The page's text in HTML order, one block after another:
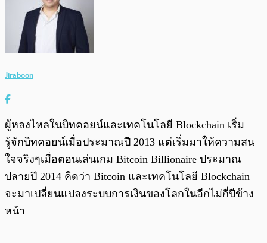
Jiraboon
ผู้หลงไหลในบิทคอยน์และเทคโนโลยี Blockchain เริ่ม
รู้จักบิทคอยน์เมื่อประมาณปี 2013 แต่เริ่มมาให้ความสน
ใจจริงๆเมื่อตอนเล่นเกม Bitcoin Billionaire ประมาณ
ปลายปี 2014 คิดว่า Bitcoin และเทคโนโลยี Blockchain
จะมาเปลี่ยนแปลงระบบการเงินของโลกในอีกไม่กี่ปีข้าง
หน้า